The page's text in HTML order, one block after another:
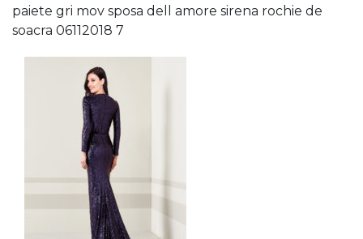
paiete gri mov sposa dell amore sirena rochie de
soacra 06112018 7